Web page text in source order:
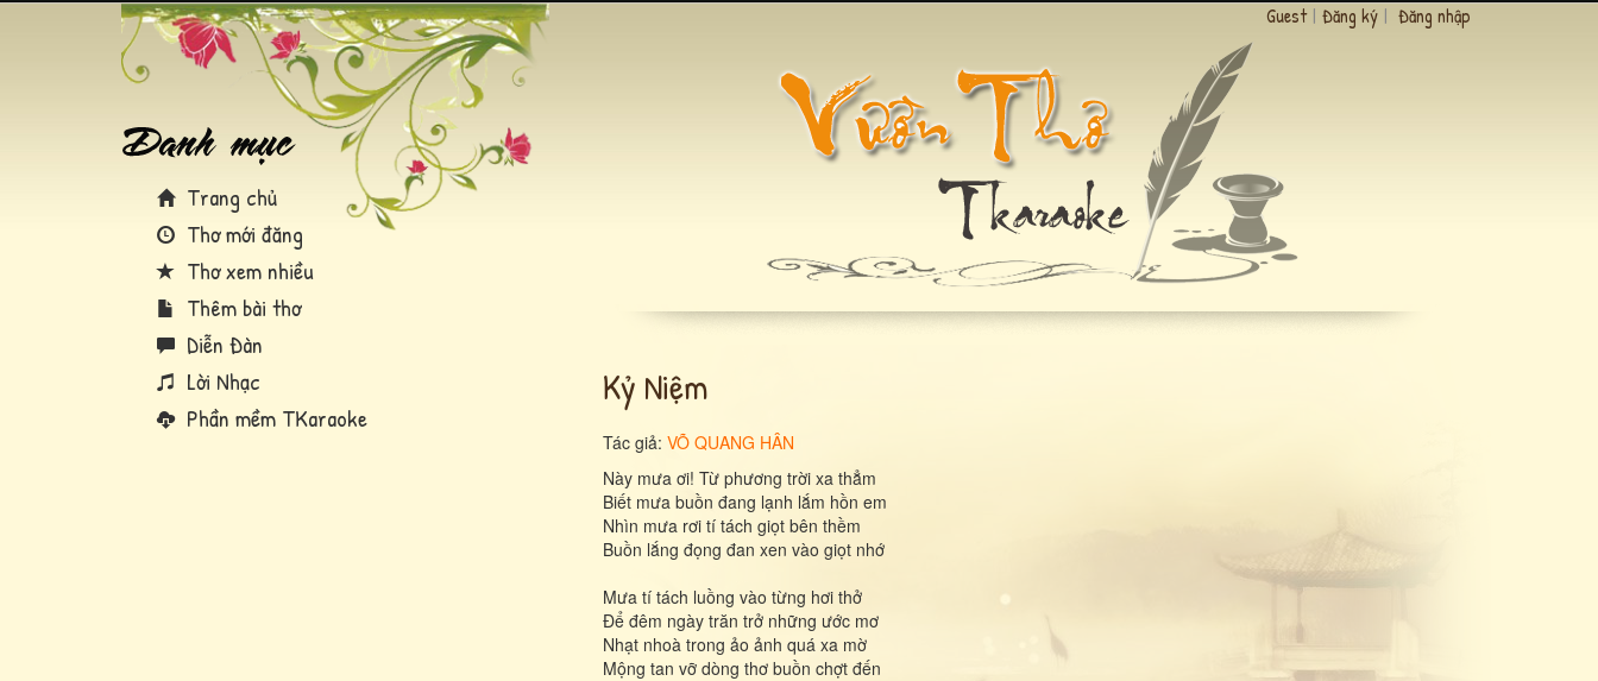
Trang chủ
Thơ mới đăng
Thơ xem nhiều
Thêm bài thơ
Diễn Đàn
Lời Nhạc
Phần mềm TKaraoke
Guest | Đăng ký | Đăng nhập
Kỷ Niệm
Tác giả: VÕ QUANG HÂN
Này mưa ơi! Từ phương trời xa thẳm
Biết mưa buồn đang lạnh lắm hồn em
Nhìn mưa rơi tí tách giọt bên thềm
Buồn lắng đọng đan xen vào giọt nhớ
Mưa tí tách luồng vào từng hơi thở
Để đêm ngày trăn trở những ước mơ
Nhạt nhoà trong ảo ảnh quá xa mờ
Mộng tan vỡ dòng thơ buồn chợt đến